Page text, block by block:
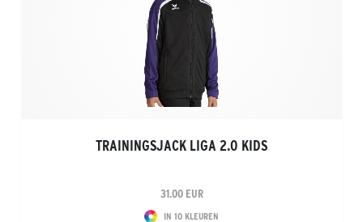
TRAININGSJACK LIGA 2.0 KIDS
31.00 EUR
IN 10 KLEUREN